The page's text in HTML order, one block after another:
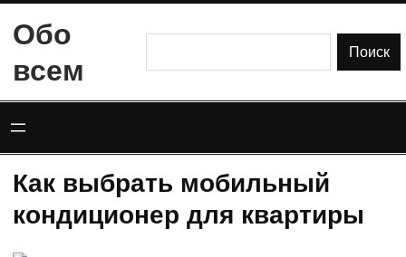
содержимому
Обо
всем
Поиск
Как выбрать мобильный
кондиционер для квартиры